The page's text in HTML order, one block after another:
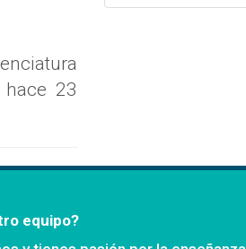
23
equipo?